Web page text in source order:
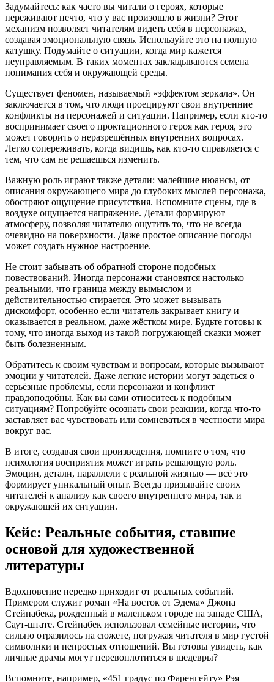
Задумайтесь: как часто вы читали о героях, которые
переживают нечто, что у вас произошло в жизни? Этот
механизм позволяет читателям видеть себя в персонажах,
создавая эмоциональную связь. Используйте это на полную
катушку. Подумайте о ситуации, когда мир кажется
неуправляемым. В таких моментах закладываются семена
понимания себя и окружающей среды.
Существует феномен, называемый «эффектом зеркала». Он
заключается в том, что люди проецируют свои внутренние
конфликты на персонажей и ситуации. Например, если кто-то
воспринимает своего проктационного героя как героя, это
может говорить о неразрешённых внутренних вопросах.
Легко сопереживать, когда видишь, как кто-то справляется с
тем, что сам не решаешься изменить.
Важную роль играют также детали: малейшие нюансы, от
описания окружающего мира до глубоких мыслей персонажа,
обостряют ощущение присутствия. Вспомните сцены, где в
воздухе ощущается напряжение. Детали формируют
атмосферу, позволяя читателю ощутить то, что не всегда
очевидно на поверхности. Даже простое описание погоды
может создать нужное настроение.
Не стоит забывать об обратной стороне подобных
повествований. Иногда персонажи становятся настолько
реальными, что граница между вымыслом и
действительностью стирается. Это может вызывать
дискомфорт, особенно если читатель закрывает книгу и
оказывается в реальном, даже жёстком мире. Будьте готовы к
тому, что иногда выход из такой погружающей сказки может
быть болезненным.
Обратитесь к своим чувствам и вопросам, которые вызывают
эмоции у читателей. Даже легкие истории могут задеться о
серьёзные проблемы, если персонажи и конфликт
правдоподобны. Как вы сами относитесь к подобным
ситуациям? Попробуйте осознать свои реакции, когда что-то
заставляет вас чувствовать или сомневаться в честности мира
вокруг вас.
В итоге, создавая свои произведения, помните о том, что
психология восприятия может играть решающую роль.
Эмоции, детали, параллели с реальной жизнью — всё это
формирует уникальный опыт. Всегда призывайте своих
читателей к анализу как своего внутреннего мира, так и
окружающей их ситуации.
Кейс: Реальные события, ставшие
основой для художественной
литературы
Вдохновение нередко приходит от реальных событий.
Примером служит роман «На восток от Эдема» Джона
Стейнабека, рожденный в маленьком городе на западе США,
Саут-штате. Стейнабек использовал семейные истории, что
сильно отразилось на сюжете, погружая читателя в мир густой
символики и непростых отношений. Вы готовы увидеть, как
личные драмы могут перевоплотиться в шедевры?
Вспомните, например, «451 градус по Фаренгейту» Рэя